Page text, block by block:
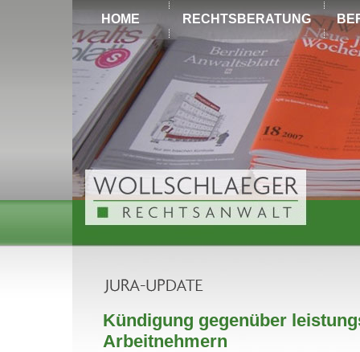
HOME RECHTSBERATUNG
Kündigung gegenüber
Arbeitnehmern